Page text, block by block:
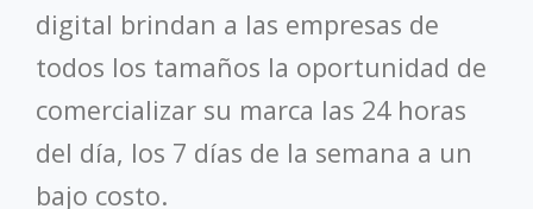
digital brindan a las empresas de
todos los tamaños la oportunidad de
comercializar su marca las 24 horas
del día, los 7 días de la semana a un
bajo costo.